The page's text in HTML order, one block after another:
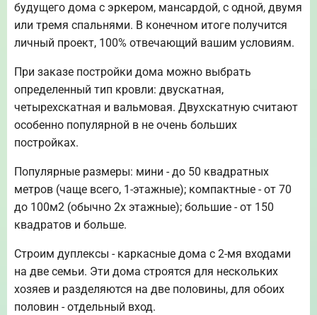
будущего дома с эркером, мансардой, с одной, двумя
или тремя спальнями. В конечном итоге получится
личный проект, 100% отвечающий вашим условиям.
При заказе постройки дома можно выбрать
определенный тип кровли: двускатная,
четырехскатная и вальмовая. Двухскатную считают
особенно популярной в не очень больших
постройках.
Популярные размеры: мини - до 50 квадратных
метров (чаще всего, 1-этажные); компактные - от 70
до 100м2 (обычно 2х этажные); большие - от 150
квадратов и больше.
Строим дуплексы - каркасные дома с 2-мя входами
на две семьи. Эти дома строятся для нескольких
хозяев и разделяются на две половины, для обоих
половин - отдельный вход.